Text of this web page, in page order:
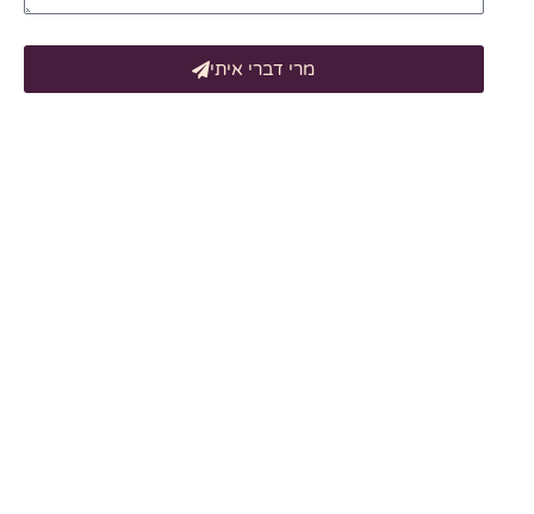
מרי דברי איתי